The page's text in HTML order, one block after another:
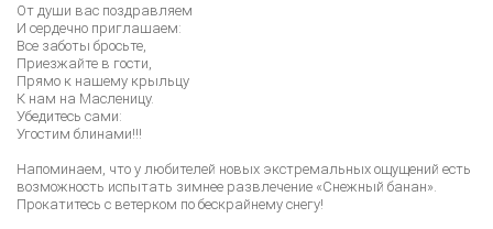
От души вас поздравляем
И сердечно приглашаем:
Все заботы бросьте,
Приезжайте в гости,
Прямо к нашему крыльцу
К нам на Масленицу.
Убедитесь сами:
Угостим блинами!!!
Напоминаем, что у любителей новых экстремальных ощущений есть
возможность испытать зимнее развлечение «Снежный банан».
Прокатитесь с ветерком по бескрайнему снегу!